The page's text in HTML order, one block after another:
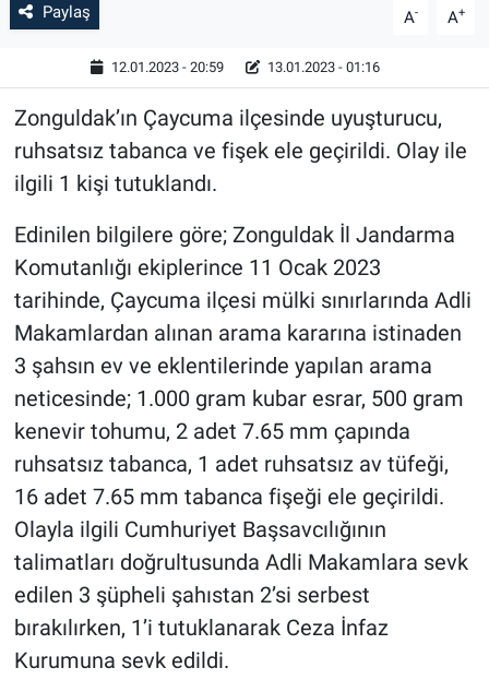
Paylaş A- A+
12.01.2023 - 20:59 13.01.2023 - 01:16
Zonguldak’ın Çaycuma ilçesinde uyuşturucu,
ruhsatsız tabanca ve fişek ele geçirildi. Olay ile
ilgili 1 kişi tutuklandı.
Edinilen bilgilere göre; Zonguldak İl Jandarma
Komutanlığı ekiplerince 11 Ocak 2023
tarihinde, Çaycuma ilçesi mülki sınırlarında Adli
Makamlardan alınan arama kararına istinaden
3 şahsın ev ve eklentilerinde yapılan arama
neticesinde; 1.000 gram kubar esrar, 500 gram
kenevir tohumu, 2 adet 7.65 mm çapında
ruhsatsız tabanca, 1 adet ruhsatsız av tüfeği,
16 adet 7.65 mm tabanca fişeği ele geçirildi.
Olayla ilgili Cumhuriyet Başsavcılığının
talimatları doğrultusunda Adli Makamlara sevk
edilen 3 şüpheli şahıstan 2’si serbest
bırakılırken, 1’i tutuklanarak Ceza İnfaz
Kurumuna sevk edildi.